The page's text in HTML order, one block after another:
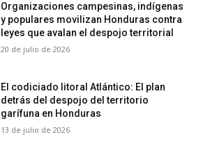
Organizaciones campesinas, indígenas
y populares movilizan Honduras contra
leyes que avalan el despojo territorial
20 de julio de 2026
El codiciado litoral Atlántico: El plan
detrás del despojo del territorio
garífuna en Honduras
13 de julio de 2026